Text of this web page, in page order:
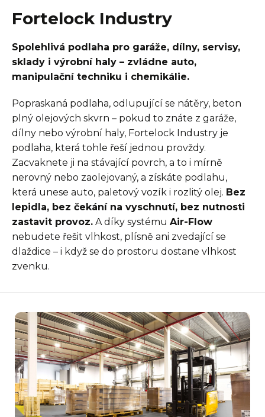
Fortelock Industry
Spolehlivá podlaha pro garáže, dílny, servisy,
sklady i výrobní haly – zvládne auto,
manipulační techniku i chemikálie.
Popraskaná podlaha, odlupující se nátěry, beton
plný olejových skvrn – pokud to znáte z garáže,
dílny nebo výrobní haly, Fortelock Industry je
podlaha, která tohle řeší jednou provždy.
Zacvaknete ji na stávající povrch, a to i mírně
nerovný nebo zaolejovaný, a získáte podlahu,
která unese auto, paletový vozík i rozlitý olej. Bez
lepidla, bez čekání na vyschnutí, bez nutnosti
zastavit provoz. A díky systému Air-Flow
nebudete řešit vlhkost, plísně ani zvedající se
dlaždice – i když se do prostoru dostane vlhkost
zvenku.